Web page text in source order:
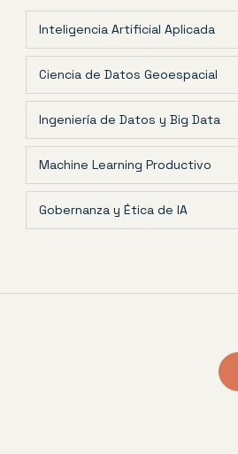
Inteligencia Artificial Aplicada
Ciencia de Datos Geoespacial
Ingeniería de Datos y Big Data
Machine Learning Productivo
Gobernanza y Ética de IA